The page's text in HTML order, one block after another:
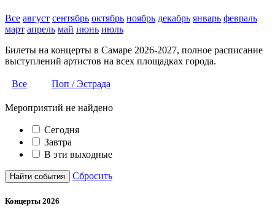
Все август сентябрь октябрь ноябрь декабрь январь февраль
март апрель май июнь июль
Билеты на концерты в Самаре 2026-2027, полное расписание
выступлений артистов на всех площадках города.
Все Поп / Эстрада
Мероприятий не найдено
Сегодня
Завтра
В эти выходные
Найти события Сбросить
Концерты 2026